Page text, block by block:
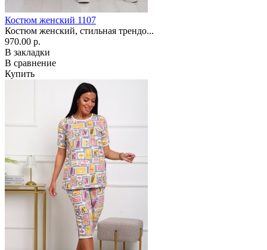
Костюм женский 1107
Костюм женский, стильная трендо...
970.00 р.
В закладки
В сравнение
Купить